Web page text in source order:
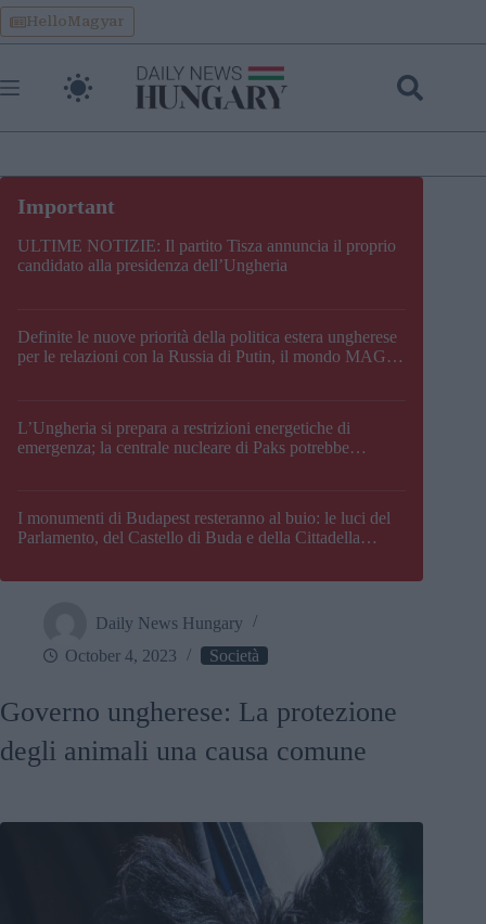
Skip
to
content
HelloMagyar
ULTIME NOTIZIE: Il partito Tisza annuncia il proprio
candidato alla presidenza dell’Ungheria
Definite le nuove priorità della politica estera ungherese
per le relazioni con la Russia di Putin, il mondo MAGA,
L’Ungheria si prepara a restrizioni energetiche di
emergenza; la centrale nucleare di Paks potrebbe
I monumenti di Budapest resteranno al buio: le luci del
Parlamento, del Castello di Buda e della Cittadella
Daily News Hungary
October 4, 2023
Società
Governo ungherese: La protezione
degli animali una causa comune